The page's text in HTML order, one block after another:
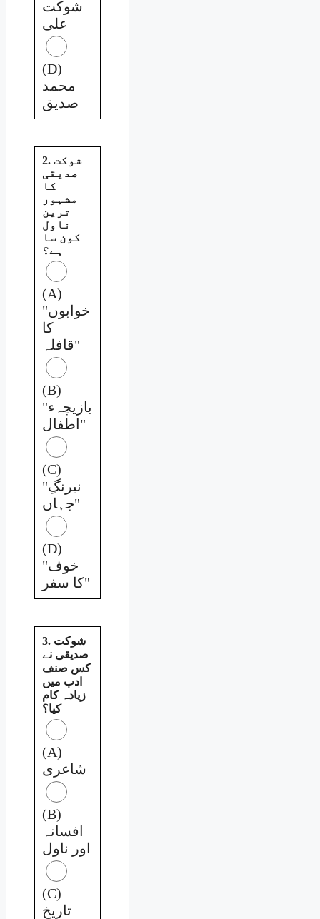
شوکت
علی
(D)
محمد
صدیق
2. شوکت
صدیقی
کا
مشہور
ترین
ناول
کون سا
ہے؟
(A)
"خوابوں
کا
قافلہ"
(B)
"بازیچہء
اطفال"
(C)
"نیرنگِ
جہاں"
(D)
"خوف
کا سفر"
3. شوکت
صدیقی نے
کس صنف
ادب میں
زیادہ کام
کیا؟
(A)
شاعری
(B)
افسانہ
اور ناول
(C)
تاریخ